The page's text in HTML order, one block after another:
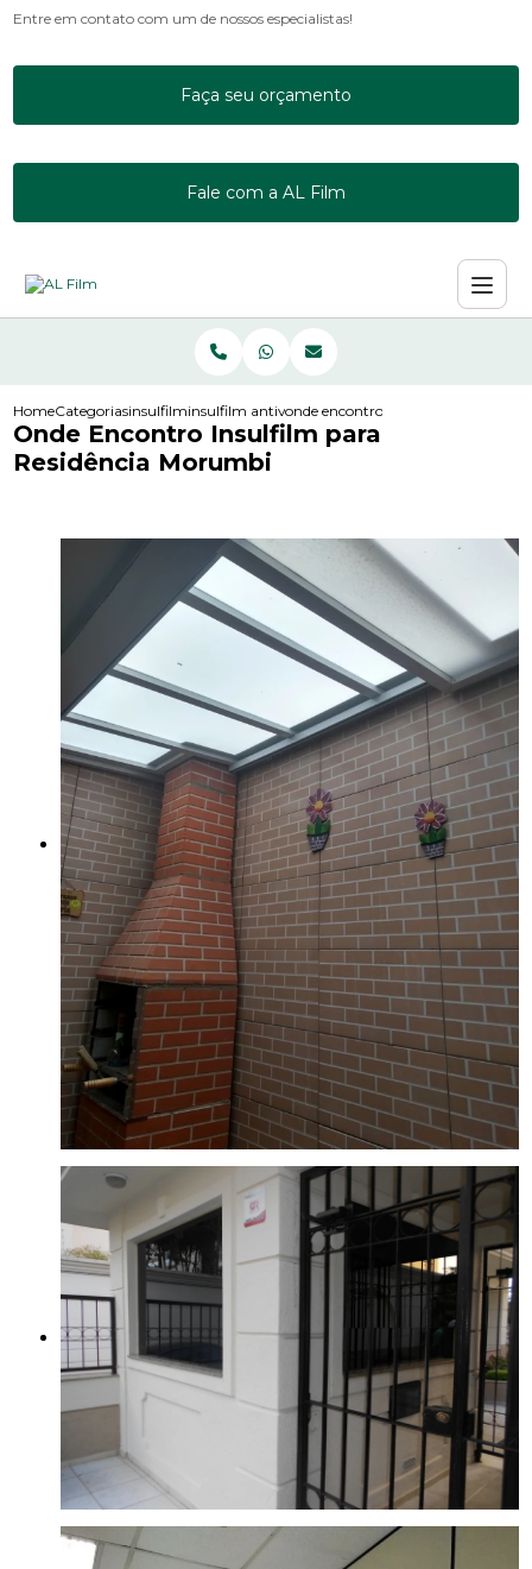
Entre em contato com um de nossos especialistas!
Faça seu orçamento
Fale com a AL Film
HomeCategoriasinsulfilminsulfilm antivandalismoonde encontro insulfilm para
Onde Encontro Insulfilm para
Residência Morumbi